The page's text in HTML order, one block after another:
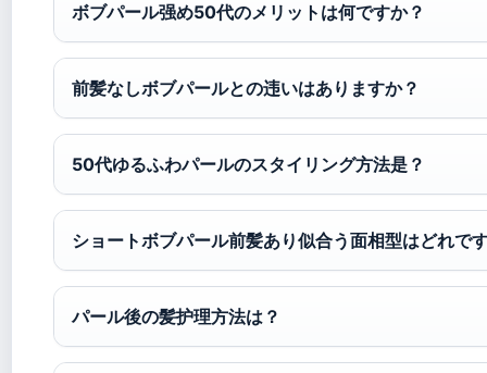
ボブパール强め50代のメリットは何ですか？
前髪なしボブパールとの违いはありますか？
50代ゆるふわパールのスタイリング方法是？
ショートボブパール前髪あり似合う面相型はどれで
パール後の髪护理方法は？